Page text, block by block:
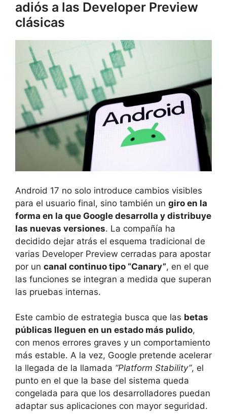
adiós a las Developer Preview
clásicas
Android 17 no solo introduce cambios visibles
para el usuario final, sino también un giro en la
forma en la que Google desarrolla y distribuye
las nuevas versiones. La compañía ha
decidido dejar atrás el esquema tradicional de
varias Developer Preview cerradas para apostar
por un canal continuo tipo “Canary”, en el que
las funciones se integran a medida que superan
las pruebas internas.
Este cambio de estrategia busca que las betas
públicas lleguen en un estado más pulido,
con menos errores graves y un comportamiento
más estable. A la vez, Google pretende acelerar
la llegada de la llamada “Platform Stability”, el
punto en el que la base del sistema queda
congelada para que los desarrolladores puedan
adaptar sus aplicaciones con mayor seguridad.